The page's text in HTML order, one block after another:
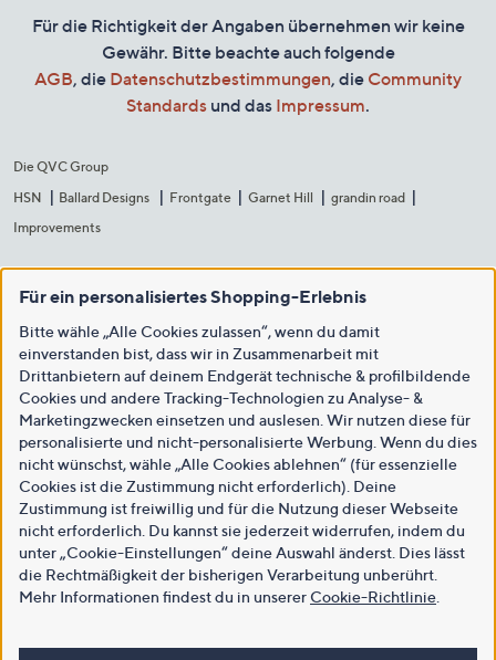
Für die Richtigkeit der Angaben übernehmen wir keine
Gewähr. Bitte beachte auch folgende
AGB, die Datenschutzbestimmungen, die Community
Standards und das Impressum.
Die QVC Group
HSN
Ballard Designs Frontgate Garnet Hill
grandin road
Improvements
Für ein personalisiertes Shopping-Erlebnis
Bitte wähle „Alle Cookies zulassen“, wenn du damit
einverstanden bist, dass wir in Zusammenarbeit mit
Drittanbietern auf deinem Endgerät technische & profilbildende
Cookies und andere Tracking-Technologien zu Analyse- &
Marketingzwecken einsetzen und auslesen. Wir nutzen diese für
personalisierte und nicht-personalisierte Werbung. Wenn du dies
nicht wünschst, wähle „Alle Cookies ablehnen“ (für essenzielle
Cookies ist die Zustimmung nicht erforderlich). Deine
Zustimmung ist freiwillig und für die Nutzung dieser Webseite
nicht erforderlich. Du kannst sie jederzeit widerrufen, indem du
unter „Cookie-Einstellungen“ deine Auswahl änderst. Dies lässt
die Rechtmäßigkeit der bisherigen Verarbeitung unberührt.
Mehr Informationen findest du in unsererCookie-Richtlinie